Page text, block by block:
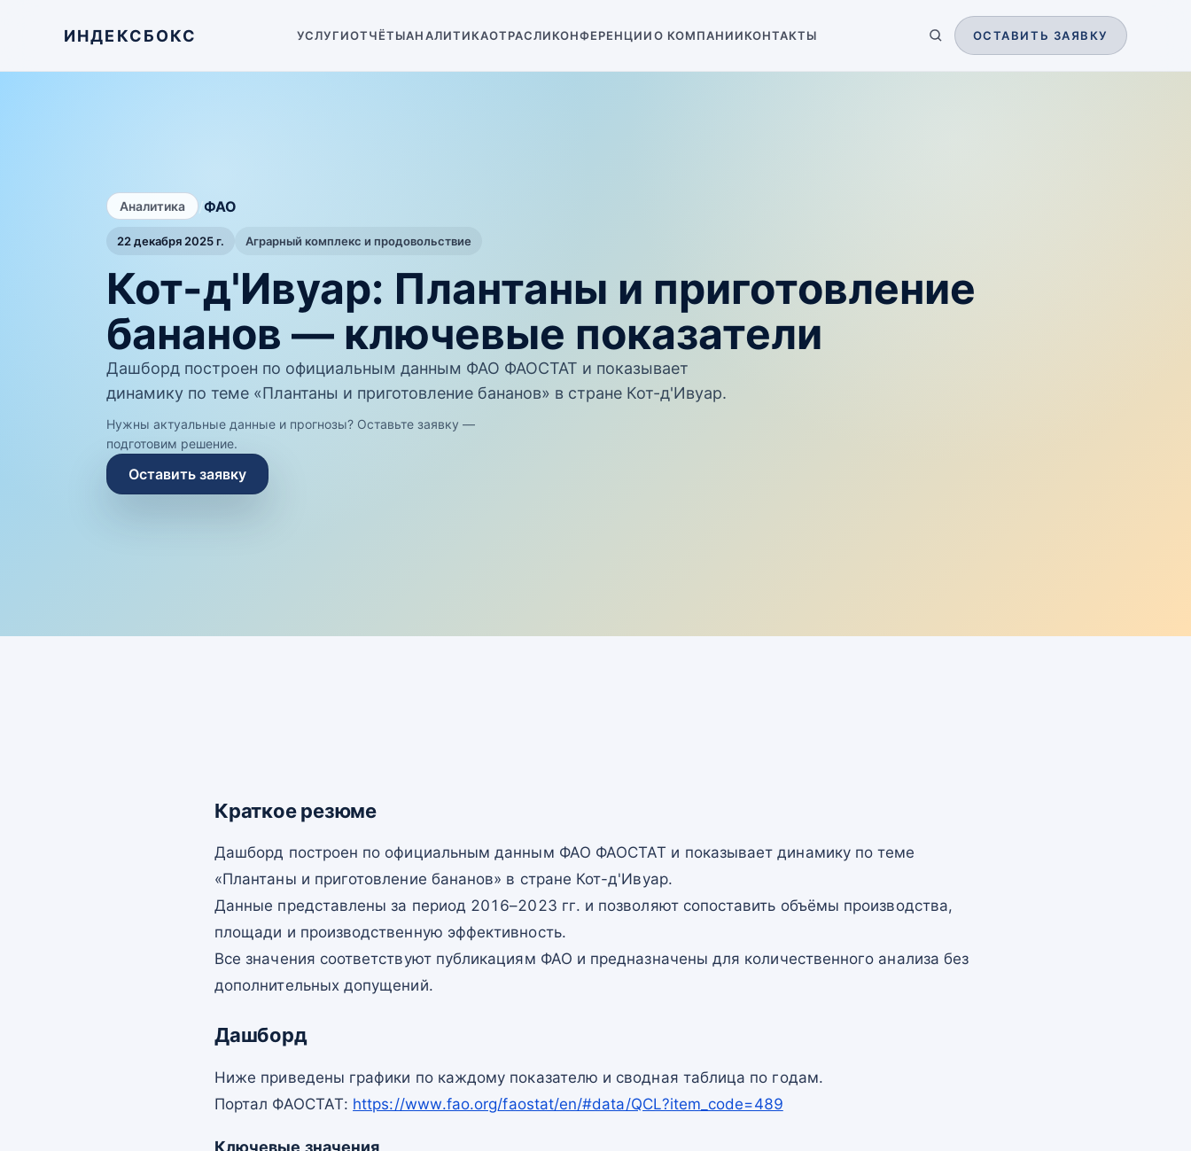
ИНДЕКСБОКС УСЛУГИОТЧЁТЫАНАЛИТИКАОТРАСЛИКОНФЕРЕНЦИИО КОМПАНИИКОНТАКТЫ ОСТАВИТЬ ЗАЯВКУ
Аналитика /ФАО
22 декабря 2025 г. Аграрный комплекс и продовольствие
Кот-д'Ивуар: Плантаны и приготовление
бананов — ключевые показатели
Дашборд построен по официальным данным ФАО ФАОСТАТ и показывает
динамику по теме «Плантаны и приготовление бананов» в стране Кот-д'Ивуар.
Нужны актуальные данные и прогнозы? Оставьте заявку —
подготовим решение.
Оставить заявку
Краткое резюме
Дашборд построен по официальным данным ФАО ФАОСТАТ и показывает динамику по теме
«Плантаны и приготовление бананов» в стране Кот-д'Ивуар.
Данные представлены за период 2016–2023 гг. и позволяют сопоставить объёмы производства,
площади и производственную эффективность.
Все значения соответствуют публикациям ФАО и предназначены для количественного анализа без
дополнительных допущений.
Дашборд
Ниже приведены графики по каждому показателю и сводная таблица по годам.
Портал ФАОСТАТ: https://www.fao.org/faostat/en/#data/QCL?item_code=489
Ключевые значения